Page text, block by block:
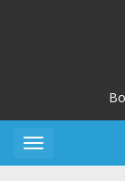
Toggle